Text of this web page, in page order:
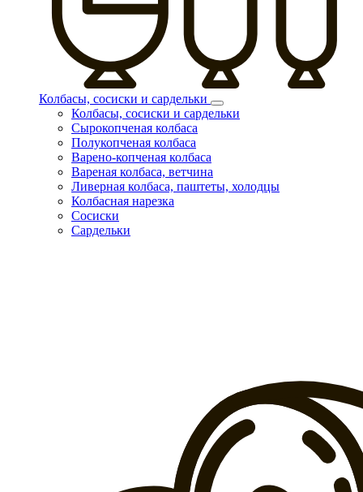
Колбасы, сосиски и сардельки
Колбасы, сосиски и сардельки
Сырокопченая колбаса
Полукопченая колбаса
Варено-копченая колбаса
Вареная колбаса, ветчина
Ливерная колбаса, паштеты, холодцы
Колбасная нарезка
Сосиски
Сардельки